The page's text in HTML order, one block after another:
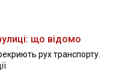
що відомо
рух транспорту.